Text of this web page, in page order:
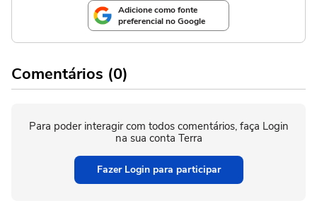
Adicione como fonte
preferencial no Google
Comentários (0)
Para poder interagir com todos comentários, faça Login
na sua conta Terra
Fazer Login para participar